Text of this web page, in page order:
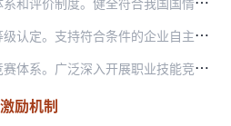
才评价职业（工种）范围，自主设置岗位等级，自主开发制定岗位规范，自主运用评价方式开展技能人才职业技能等级评…
以世界技能大赛为引领、全国职业技能大赛为龙头、全国行业和地方各级职业技能竞赛以及专项赛为主体、企业和院校职业…
励机制